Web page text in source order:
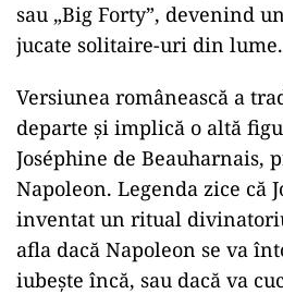
sau „Big Forty”, devenind
jucate solitaire-uri din lume.
Versiunea românească a
departe și implică o altă
Joséphine de Beauharnais,
Napoleon. Legenda zice că
inventat un ritual
afla dacă Napoleon se va
iubește încă, sau dacă va